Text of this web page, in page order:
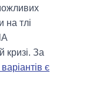
на тлі
кризі. За
є